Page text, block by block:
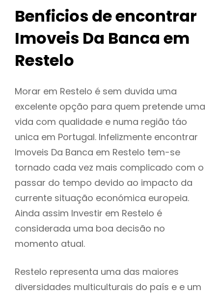
Benficios de encontrar
Imoveis Da Banca em
Restelo
Morar em Restelo é sem duvida uma
excelente opção para quem pretende uma
vida com qualidade e numa região táo
unica em Portugal. Infelizmente encontrar
Imoveis Da Banca em Restelo tem-se
tornado cada vez mais complicado com o
passar do tempo devido ao impacto da
currente situação económica europeia.
Ainda assim Investir em Restelo é
considerada uma boa decisão no
momento atual.
Restelo representa uma das maiores
diversidades multiculturais do país e e um